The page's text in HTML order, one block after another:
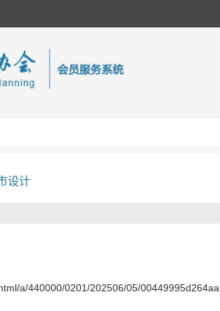
设计
a/440000/0201/202506/05/